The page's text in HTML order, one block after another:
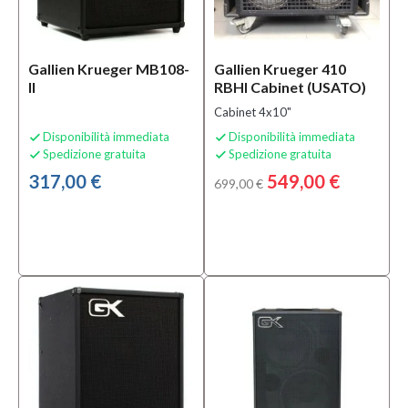
Amplificatori
Effetti
(1)
Sottocategoria
basso
Elettrico
(4)
Gallien Krueger MB108-
II
 Disponibilità immediata
 Spedizione gratuita
317,00 €
Gallien Krueger 410
RBHI Cabinet (USATO)
Cabinet 4x10"
 Disponibilità immediata
 Spedizione gratuita
699,00 € 549,00 €